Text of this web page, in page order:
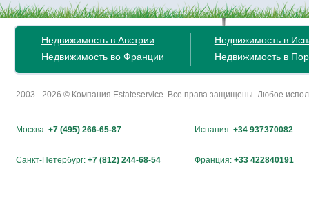
Недвижимость в Австрии
Недвижимость во Франции
Недвижимость в
Недвижимость в
2003 - 2026 © Компания Estateservice. Все права защищены. Любое
Москва: +7 (495) 266-65-87 Испания: +34 937370082
Санкт-Петербург: +7 (812) 244-68-54 Франция: +33 422840191